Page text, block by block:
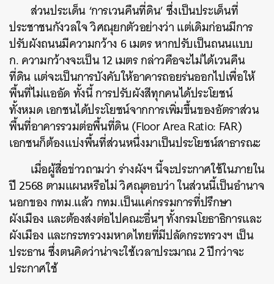
ส่วนประเด็น ‘การเวนคืนที่ดิน’ ซึ่งเป็นประเด็นที่
ประชาชนกังวลใจ วิศณุยกตัวอย่างว่า แต่เดิมก่อนมีการ
ปรับผังถนนมีความกว้าง 6 เมตร หากปรับเป็นถนนแบบ
ก. ความกว้างจะเป็น 12 เมตร กล่าวคือจะไม่ได้เวนคืน
ที่ดิน แต่จะเป็นการบังคับให้อาคารถอยร่นออกไปเพื่อให้
พื้นที่ไม่แออัด ทั้งนี้ การปรับผังสีทุกคนได้ประโยชน์
ทั้งหมด เอกชนได้ประโยชน์จากการเพิ่มขึ้นของอัตราส่วน
พื้นที่อาคารรวมต่อพื้นที่ดิน (Floor Area Ratio: FAR)
เอกชนก็ต้องแบ่งพื้นที่ส่วนหนึ่งมาเป็นประโยชน์สาธารณะ
เมื่อผู้สื่อข่าวถามว่า ร่างผังฯ นี้จะประกาศใช้ในภายใน
ปี 2568 ตามแผนหรือไม่ วิศณุตอบว่า ในส่วนนี้เป็นอำนาจ
นอกของ กทม.แล้ว กทม.เป็นแค่กรรมการที่ปรึกษา
ผังเมือง และต้องส่งต่อไปคณะอื่นๆ ทั้งกรมโยธาธิการและ
ผังเมือง และกระทรวงมหาดไทยที่มีปลัดกระทรวงฯ เป็น
ประธาน ซึ่งตนคิดว่าน่าจะใช้เวลาประมาณ 2 ปีกว่าจะ
ประกาศใช้